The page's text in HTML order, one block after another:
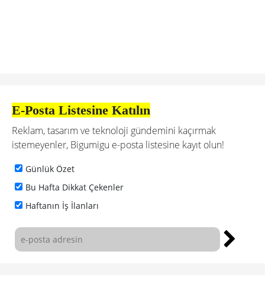
E-Posta Listesine Katılın
Reklam, tasarım ve teknoloji gündemini kaçırmak
istemeyenler, Bigumigu e-posta listesine kayıt olun!
Günlük Özet
Bu Hafta Dikkat Çekenler
Haftanın İş İlanları